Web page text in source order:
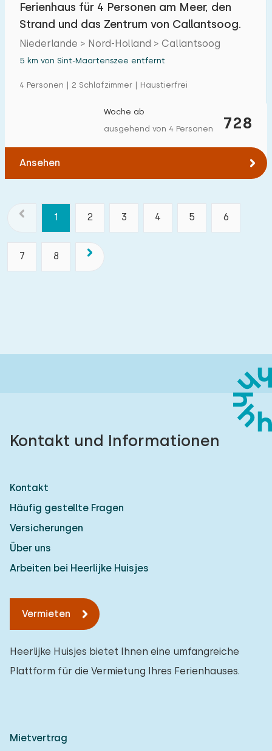
Ferienhaus für 4 Personen am Meer, den
Strand und das Zentrum von Callantsoog.
Niederlande > Nord-Holland > Callantsoog
5 km von Sint-Maartenszee entfernt
4 Personen | 2 Schlafzimmer | Haustierfrei
728
Woche ab
ausgehend von 4 Personen
Ansehen
1 2 3 4 5 6
7 8
Kontakt und Informationen
Kontakt
Häufig gestellte Fragen
Versicherungen
Über uns
Arbeiten bei Heerlijke Huisjes
Vermieten
Heerlijke Huisjes bietet Ihnen eine umfangreiche
Plattform für die Vermietung Ihres Ferienhauses.
Mietvertrag